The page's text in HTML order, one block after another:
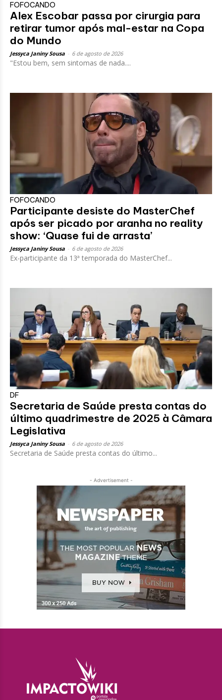
FOFOCANDO
Alex Escobar passa por cirurgia para
retirar tumor após mal-estar na Copa
do Mundo
Jessyca Janiny Sousa 6 de agosto de 2026
"Estou bem, sem sintomas de nada....
FOFOCANDO
Participante desiste do MasterChef
após ser picado por aranha no reality
show: ‘Quase fui de arrasta’
Jessyca Janiny Sousa 6 de agosto de 2026
Ex-participante da 13ª temporada do MasterChef...
DF
Secretaria de Saúde presta contas do
último quadrimestre de 2025 à Câmara
Legislativa
Jessyca Janiny Sousa 6 de agosto de 2026
Secretaria de Saúde presta contas do último...
- Advertisement -